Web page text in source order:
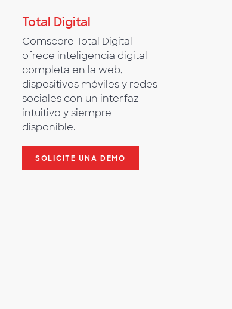
Total Digital
Comscore Total Digital
ofrece inteligencia digital
completa en la web,
dispositivos móviles y redes
sociales con un interfaz
intuitivo y siempre
disponible.
SOLICITE UNA DEMO